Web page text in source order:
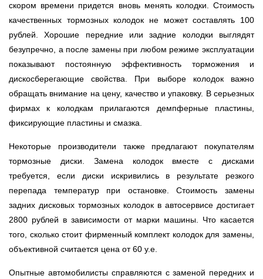
скором времени придется вновь менять колодки. Стоимость
качественных тормозных колодок не может составлять 100
рублей. Хорошие передние или задние колодки выглядят
безупречно, а после замены при любом режиме эксплуатации
показывают постоянную эффективность торможения и
дискосберегающие свойства. При выборе колодок важно
обращать внимание на цену, качество и упаковку. В серьезных
фирмах к колодкам прилагаются демпферные пластины,
фиксирующие пластины и смазка.
Некоторые производители также предлагают покупателям
тормозные диски. Замена колодок вместе с дисками
требуется, если диски искривились в результате резкого
перепада температур при остановке. Стоимость замены
задних дисковых тормозных колодок в автосервисе достигает
2800 рублей в зависимости от марки машины. Что касается
того, сколько стоит фирменный комплект колодок для замены,
объективной считается цена от 60 у.е.
Опытные автомобилисты справляются с заменой передних и